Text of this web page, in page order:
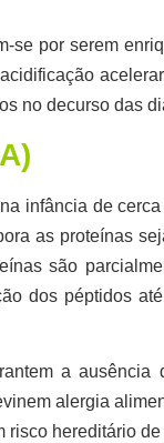
por serem
no decurso das
infância de
as proteínas
são
dos péptidos
a ausência
alergia
hereditário